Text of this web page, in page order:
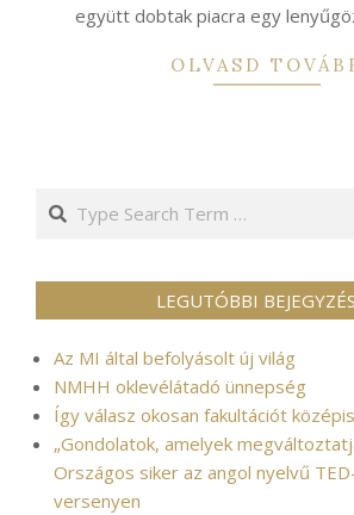
együtt dobtak piacra egy
OLVASD
Search
LEGUTÓBBI
Az MI által befolyásolt új világ
NMHH oklevélátadó ünnepség
Így válasz okosan fakultációt
„Gondolatok, amelyek
Országos siker az angol nyelvű
versenyen